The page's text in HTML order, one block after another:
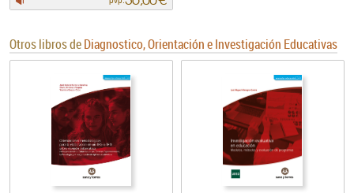
Otros libros deDiagnostico, Orientación e Investigación Educativas